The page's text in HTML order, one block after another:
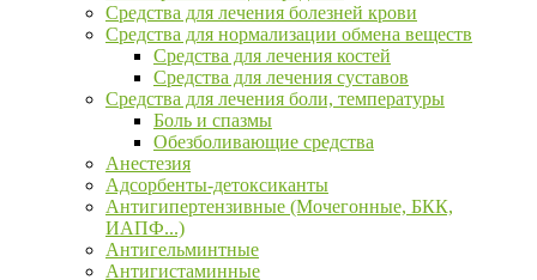
Средства для лечения болезней крови
Средства для нормализации обмена веществ
Средства для лечения костей
Средства для лечения суставов
Средства для лечения боли, температуры
Боль и спазмы
Обезболивающие средства
Анестезия
Адсорбенты-детоксиканты
Антигипертензивные (Мочегонные, БКК,
ИАПФ...)
Антигельминтные
Антигистаминные